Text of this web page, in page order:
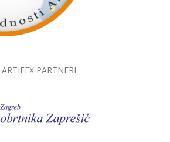
ARTIFEX PARTNERI